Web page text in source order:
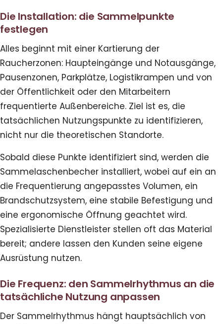
Die Installation: die Sammelpunkte
festlegen
Alles beginnt mit einer Kartierung der
Raucherzonen: Haupteingänge und Notausgänge,
Pausenzonen, Parkplätze, Logistikrampen und von
der Öffentlichkeit oder den Mitarbeitern
frequentierte Außenbereiche. Ziel ist es, die
tatsächlichen Nutzungspunkte zu identifizieren,
nicht nur die theoretischen Standorte.
Sobald diese Punkte identifiziert sind, werden die
Sammelaschenbecher installiert, wobei auf ein an
die Frequentierung angepasstes Volumen, ein
Brandschutzsystem, eine stabile Befestigung und
eine ergonomische Öffnung geachtet wird.
Spezialisierte Dienstleister stellen oft das Material
bereit; andere lassen den Kunden seine eigene
Ausrüstung nutzen.
Die Frequenz: den Sammelrhythmus an die
tatsächliche Nutzung anpassen
Der Sammelrhythmus hängt hauptsächlich von